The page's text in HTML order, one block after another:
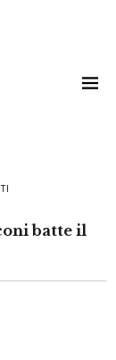
batte il